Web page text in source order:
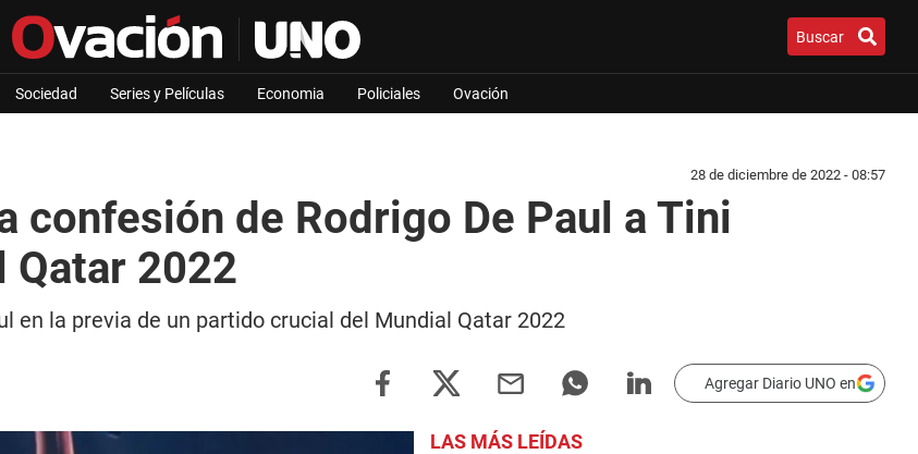
Buscar
Sociedad Series y Películas Economia Policiales Ovación
28 de diciembre de 2022 - 08:57
confesión de Rodrigo De Paul a Tini
Qatar 2022
en la previa de un partido crucial del Mundial Qatar 2022
Agregar Diario UNO en
LAS MÁS LEÍDAS